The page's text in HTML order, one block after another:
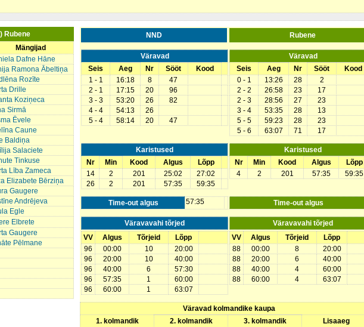
Rubene
Mängijad
Dafne Hāne
Ramona Ābeltiņa
Rozīte
Drille
Koziņeca
Sirmā
Ēvele
Caune
Baldiņa
Salaciete
Tinkuse
Lība Zameca
Elizabete Bērziņa
Gaugere
Andrējeva
Egle
Elbrete
Gaugere
Pēlmane
NND Rubene
Väravad
Seis
Aeg Nr Sööt
Kood
1 - 1
16:18 8
47
2 - 1
17:15 20
96
3 - 3
53:20 26
82
4 - 4
54:13
26
5 - 4
58:14 20 47
Väravad
Seis
Aeg Nr Sööt
Kood
0 - 1
13:26 28
2
2 - 2
26:58 23
17
2 - 3
28:56 27
23
3 - 4
53:35 28
13
5 - 5
59:23 28
23
5 - 6
63:07 71 17
Karistused
Nr
Min Kood Algus
Lõpp
14
2 201 25:02
27:02
26
2 201 57:35 59:35
Karistused
Nr
Min Kood Algus
Lõpp
4
2 201 57:35 59:35
Time-out algus 57:35 Time-out algus
Väravavahi tõrjed
Väravavahi tõrjed
VV
Algus Tõrjeid
Lõpp
96
00:00 10
20:00
96
20:00 10
40:00
96
40:00 6
57:30
96
57:35 1
60:00
96
60:00 1 63:07
VV Algus Tõrjeid
Lõpp
88
00:00 8
20:00
88
20:00 6
40:00
88
40:00 4
60:00
88
60:00 4 63:07
Väravad kolmandike kaupa
1. kolmandik
2. kolmandik 3. kolmandik Lisaaeg